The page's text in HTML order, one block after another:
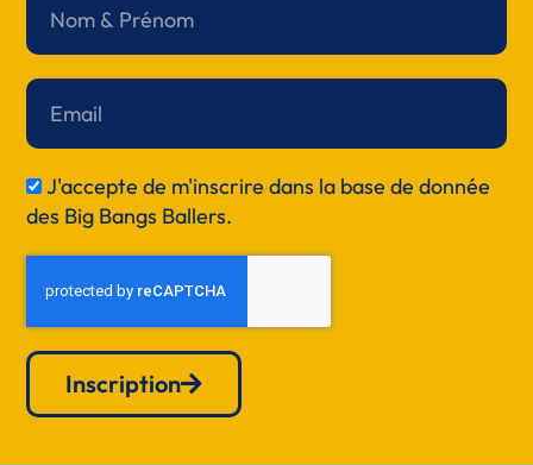
Prénom
Email
RGPDJ'accepte de m'inscrire dans la base de donnée
des Big Bangs Ballers.
Inscription